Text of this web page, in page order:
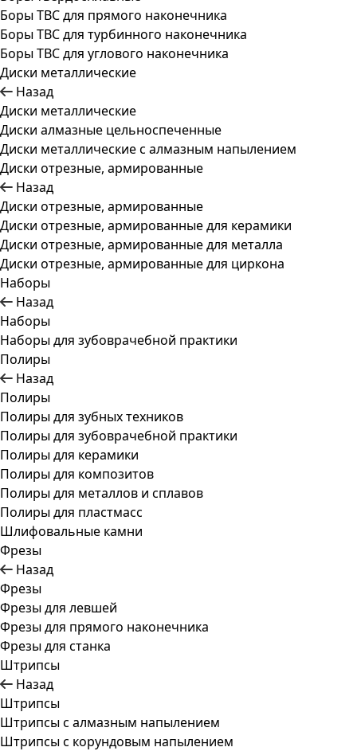
Боры ТВС для прямого наконечника
Боры ТВС для турбинного наконечника
Боры ТВС для углового наконечника
Диски металлические
Назад
Диски металлические
Диски алмазные цельноспеченные
Диски металлические с алмазным напылением
Диски отрезные, армированные
Назад
Диски отрезные, армированные
Диски отрезные, армированные для керамики
Диски отрезные, армированные для металла
Диски отрезные, армированные для циркона
Наборы
Назад
Наборы
Наборы для зубоврачебной практики
Полиры
Назад
Полиры
Полиры для зубных техников
Полиры для зубоврачебной практики
Полиры для керамики
Полиры для композитов
Полиры для металлов и сплавов
Полиры для пластмасс
Шлифовальные камни
Фрезы
Назад
Фрезы
Фрезы для левшей
Фрезы для прямого наконечника
Фрезы для станка
Штрипсы
Назад
Штрипсы
Штрипсы c алмазным напылением
Штрипсы c корундовым напылением